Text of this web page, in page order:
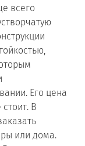
всего
Его цена
В
или дома.